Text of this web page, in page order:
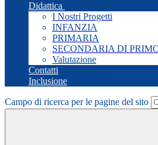
Didattica
I Nostri Progetti
INFANZIA
PRIMARIA
SECONDARIA DI
Valutazione
Contatti
Inclusione
Campo di ricerca per le pagine del sito